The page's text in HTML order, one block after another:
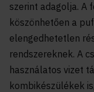
szerint adagolja. A
köszönhetően a
elengedhetetlen
rendszereknek. A
használatos vizet
kombikészülékek